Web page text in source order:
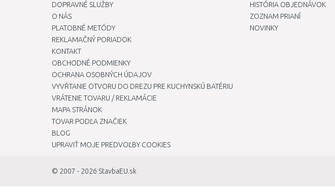
DOPRAVNÉ SLUŽBY
O NÁS
PLATOBNÉ METÓDY
REKLAMAČNÝ PORIADOK
KONTAKT
OBCHODNÉ PODMIENKY
OCHRANA OSOBNÝCH ÚDAJOV
VYVŔTANIE OTVORU DO DREZU PRE KUCHYNSKÚ BATÉRIU
VRÁTENIE TOVARU / REKLAMÁCIE
MAPA STRÁNOK
TOVAR PODĽA ZNAČIEK
BLOG
UPRAVIŤ MOJE PREDVOĽBY COOKIES
HISTÓRIA OBJEDNÁVOK
ZOZNAM PRIANÍ
NOVINKY
© 2007 - 2026 StavbaEU.sk